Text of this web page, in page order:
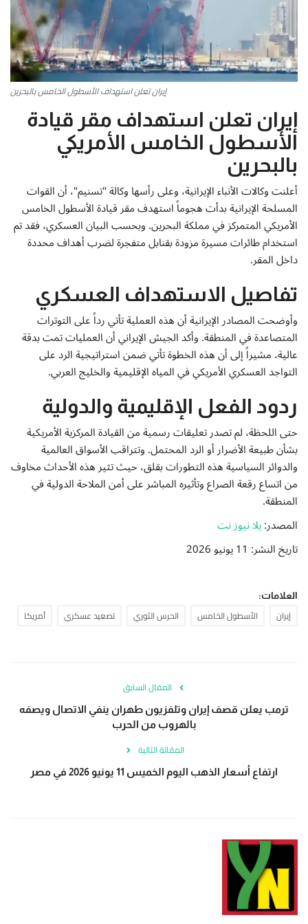
منوعات عامة
جاليري الفن التشكيلي
من نحن
سياسة الخصوصية
البنود والشروط
رئيس التحرير
إتصل بنا
إيران تعلن استهداف الأسطول الخامس بالبحرين
إيران تعلن استهداف مقر قيادة
الأسطول الخامس الأمريكي
بالبحرين
أعلنت وكالات الأنباء الإيرانية، وعلى رأسها وكالة "تسنيم"، أن القوات
المسلحة الإيرانية بدأت هجوماً استهدف مقر قيادة الأسطول الخامس
الأمريكي المتمركز في مملكة البحرين. وبحسب البيان العسكري، فقد تم
استخدام طائرات مسيرة مزودة بقنابل متفجرة لضرب أهداف محددة
داخل المقر.
تفاصيل الاستهداف العسكري
وأوضحت المصادر الإيرانية أن هذه العملية تأتي رداً على التوترات
المتصاعدة في المنطقة. وأكد الجيش الإيراني أن العمليات تمت بدقة
عالية، مشيراً إلى أن هذه الخطوة تأتي ضمن استراتيجية الرد على
التواجد العسكري الأمريكي في المياه الإقليمية والخليج العربي.
ردود الفعل الإقليمية والدولية
حتى اللحظة، لم تصدر تعليقات رسمية من القيادة المركزية الأمريكية
بشأن طبيعة الأضرار أو الرد المحتمل. وتتراقب الأسواق العالمية
والدوائر السياسية هذه التطورات بقلق، حيث تثير هذه الأحداث مخاوف
من اتساع رقعة الصراع وتأثيره المباشر على أمن الملاحة الدولية في
المنطقة.
المصدر:يلا نيوز نت
تاريخ النشر: 11 يونيو 2026
العلامات:
إيران الأسطول الخامس الحرس الثوري تصعيد عسكري أمريكا
المقال السابق
ترمب يعلن قصف إيران وتلفزيون طهران ينفي الاتصال ويصفه
بالهروب من الحرب
المقالة التالية
ارتفاع أسعار الذهب اليوم الخميس 11 يونيو 2026 في مصر